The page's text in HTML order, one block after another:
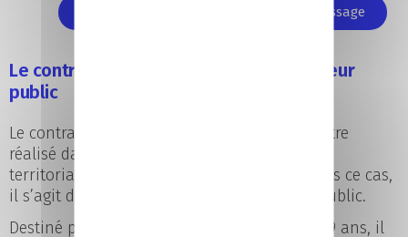
En savoir plus sur le contrat d'apprentissage
Le contrat d’apprentissage dans le secteur
public
Le contrat d’apprentissage peut également être
réalisé dans le secteur public (collectivités
territoriales, hôpitaux, administrations). Dans ce cas,
il s’agit du contrat d’apprentissage service public.
Destiné principalement aux jeunes de 16 à 29 ans, il